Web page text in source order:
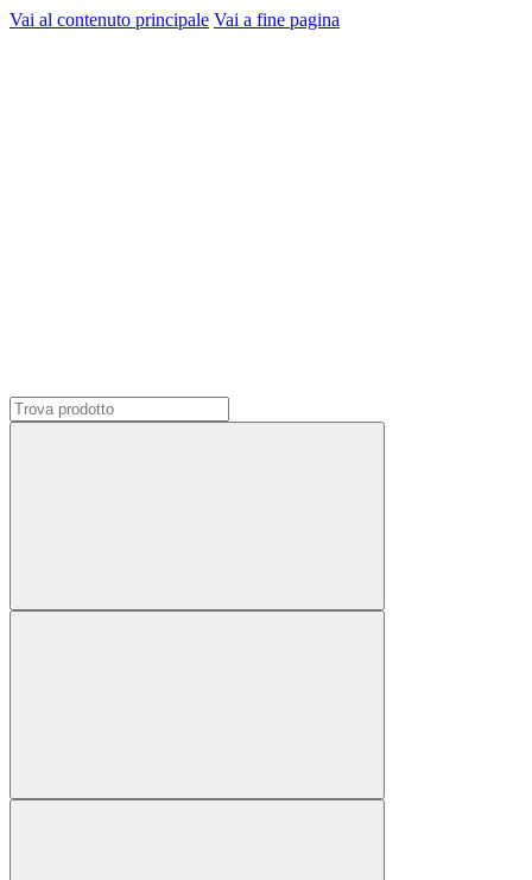
Vai al contenuto principale Vai a fine pagina